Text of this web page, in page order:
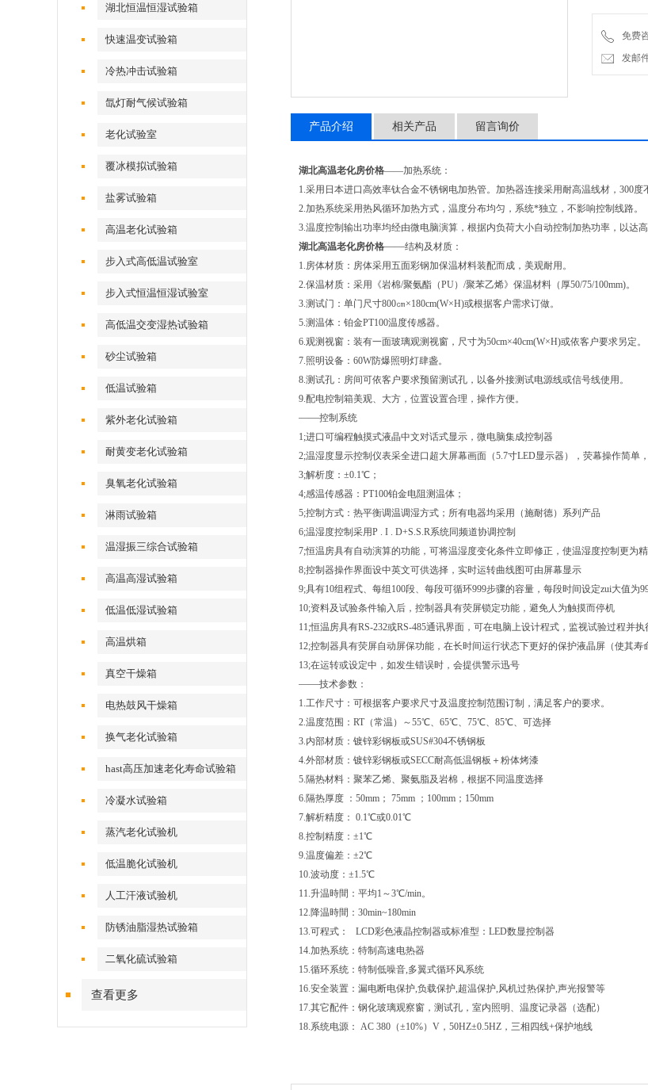
湖北恒温恒湿试验箱
快速温变试验箱
冷热冲击试验箱
氙灯耐气候试验箱
老化试验室
覆冰模拟试验箱
盐雾试验箱
高温老化试验箱
步入式高低温试验室
步入式恒温恒湿试验室
高低温交变湿热试验箱
砂尘试验箱
低温试验箱
紫外老化试验箱
耐黄变老化试验箱
臭氧老化试验箱
淋雨试验箱
温湿振三综合试验箱
高温高湿试验箱
低温低湿试验箱
高温烘箱
真空干燥箱
电热鼓风干燥箱
换气老化试验箱
hast高压加速老化寿命试验箱
冷凝水试验箱
蒸汽老化试验机
低温脆化试验机
人工汗液试验机
防锈油脂湿热试验箱
二氧化硫试验箱
查看更多
免费
发邮
产品介绍 相关产品 留言询价
湖北高温老化房价格——加热系统：
1.采用日本进口高效率钛合金不锈钢电加热管。加热器连接采用耐高温线材，300度
2.加热系统采用热风循环加热方式，温度分布均匀，系统*独立，不影响控制线路。
3.温度控制输出功率均经由微电脑演算，根据内负荷大小自动控制加热功率，以达
湖北高温老化房价格——结构及材质：
1.房体材质：房体采用五面彩钢加保温材料装配而成，美观耐用。
2.保温材质：采用《岩棉/聚氨酯（PU）/聚苯乙烯》保温材料（厚50/75/100mm)。
3.测试门：单门尺寸800㎝×180cm(W×H)或根据客户需求订做。
5.测温体：铂金PT100温度传感器。
6.观测视窗：装有一面玻璃观测视窗，尺寸为50cm×40cm(W×H)或依客户要求另定。
7.照明设备：60W防爆照明灯肆盏。
8.测试孔：房间可依客户要求预留测试孔，以备外接测试电源线或信号线使用。
9.配电控制箱美观、大方，位置设置合理，操作方便。
——控制系统
1;进口可编程触摸式液晶中文对话式显示，微电脑集成控制器
2;温湿度显示控制仪表采全进口超大屏幕画面（5.7寸LED显示器），荧幕操作简
3;解析度：±0.1℃；
4;感温传感器：PT100铂金电阻测温体；
5;控制方式：热平衡调温调湿方式；所有电器均采用（施耐德）系列产品
6;温湿度控制采用P . I . D+S.S.R系统同频道协调控制
7;恒温房具有自动演算的功能，可将温湿度变化条件立即修正，使温湿度控制更为
8;控制器操作界面设中英文可供选择，实时运转曲线图可由屏幕显示
9;具有10组程式、每组100段、每段可循环999步骤的容量，每段时间设定zui大值为
10;资料及试验条件输入后，控制器具有荧屏锁定功能，避免人为触摸而停机
11;恒温房具有RS-232或RS-485通讯界面，可在电脑上设计程式，监视试验过程并
12;控制器具有荧屏自动屏保功能，在长时间运行状态下更好的保护液晶屏（使其寿
13;在运转或设定中，如发生错误时，会提供警示迅号
——技术参数：
1.工作尺寸：可根据客户要求尺寸及温度控制范围订制，满足客户的要求。
2.温度范围：RT（常温）～55℃、65℃、75℃、85℃、可选择
3.内部材质：镀锌彩钢板或SUS#304不锈钢板
4.外部材质：镀锌彩钢板或SECC耐高低温钢板＋粉体烤漆
5.隔热材料：聚苯乙烯、聚氨脂及岩棉，根据不同温度选择
6.隔热厚度 ：50mm； 75mm ；100mm；150mm
7.解析精度： 0.1℃或0.01℃
8.控制精度：±1℃
9.温度偏差：±2℃
10.波动度：±1.5℃
11.升温時間：平均1～3℃/min。
12.降温時間：30min~180min
13.可程式： LCD彩色液晶控制器或标准型：LED数显控制器
14.加热系统：特制高速电热器
15.循环系统：特制低噪音,多翼式循环风系统
16.安全装置：漏电断电保护,负载保护,超温保护,风机过热保护,声光报警等
17.其它配件：钢化玻璃观察窗，测试孔，室内照明、温度记录器（选配）
18.系统电源： AC 380（±10%）V，50HZ±0.5HZ，三相四线+保护地线